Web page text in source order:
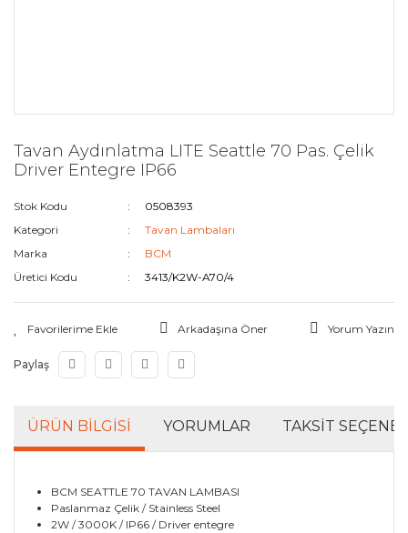
Tavan Aydınlatma LITE Seattle 70 Pas. Çelik
Driver Entegre IP66
Stok Kodu
0508393
Kategori
Tavan Lambaları
Marka
BCM
Üretici Kodu
3413/K2W-A70/4
Arkadaşına Öner Yorum Yazın
Paylaş
ÜRÜN BILGISI YORUMLAR TAKSIT
BCM SEATTLE 70 TAVAN LAMBASI
Paslanmaz Çelik / Stainless Steel
2W / 3000K / IP66 / Driver entegre